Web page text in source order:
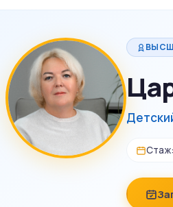
Стаж: